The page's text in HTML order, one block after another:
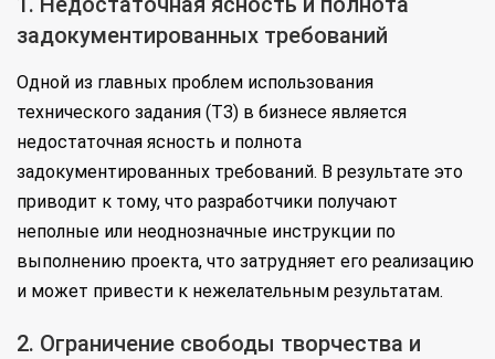
задокументированных требований
Одной из главных проблем использования
технического задания (ТЗ) в бизнесе является
недостаточная ясность и полнота
задокументированных требований. В результате это
приводит к тому, что разработчики получают
неполные или неоднозначные инструкции по
выполнению проекта, что затрудняет его реализацию
и может привести к нежелательным результатам.
2. Ограничение свободы творчества и